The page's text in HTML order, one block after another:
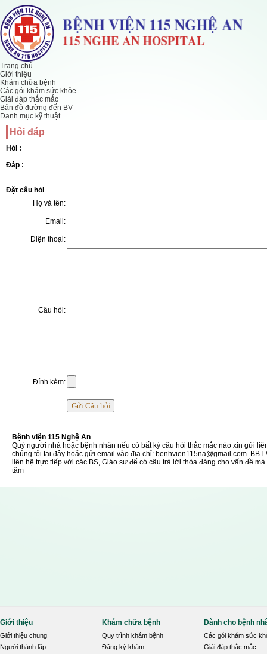
Trang chủ
Giới thiệu
Khám chữa bệnh
Các gói khám sức khỏe
Giải đáp thắc mắc
Bản đồ đường đến BV
Danh mục kỹ thuật
Hỏi đáp
Hỏi :
Đáp :
Đặt câu hỏi
Họ và tên:
Email:
Điện thoại:
Câu hỏi:
Đính kèm:
Bệnh viện 115 Nghệ An
Quý người nhà hoặc bệnh nhân nếu có bất kỳ câu hỏi thắc mắc nào xin gửi
chúng tôi tại đây hoặc gửi email vào địa chỉ: benhvien115na@gmail.com. BBT
liên hệ trực tiếp với các BS, Giáo sư để có câu trả lời thỏa đáng cho vấn đề
tâm
Giới thiệu
Giới thiệu chung
Người thành lập
Khám chữa bệnh
Quy trình khám bệnh
Đăng ký khám
Dành cho bệnh
Các gói khám sức
Giải đáp thắc mắc